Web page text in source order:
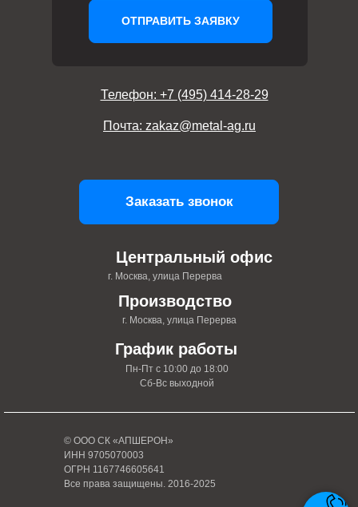
© ООО СК «АПШЕРОН»
ИНН 9705070003
ОГРН 1167746605641
Все права защищены. 2016-2025
ОТПРАВИТЬ ЗАЯВКУ
Центральный офис
г. Москва, улица Перерва
График работы
Пн-Пт с 10:00 до 18:00
Сб-Вс выходной
Производство
г. Москва, улица Перерва
Телефон: +7 (495) 414-28-29
Почта: zakaz@metal-ag.ru
Заказать звонок